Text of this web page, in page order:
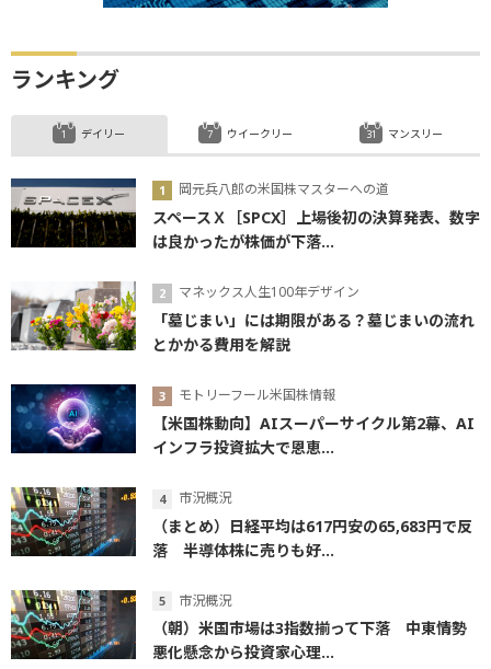
ランキング
デイリー
岡元兵八郎の米国株マスターへの道
スペースＸ［SPCX］上場後初の決算発表、数字
は良かったが株価が下落...
マネックス人生100年デザイン
「墓じまい」には期限がある？墓じまいの流れ
とかかる費用を解説
モトリーフール米国株情報
【米国株動向】AIスーパーサイクル第2幕、AI
インフラ投資拡大で恩恵...
市況概況
（まとめ）日経平均は617円安の65,683円で反
落 半導体株に売りも好...
市況概況
（朝）米国市場は3指数揃って下落 中東情勢
悪化懸念から投資家心理...
ウイークリー マンスリー